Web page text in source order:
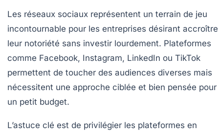
Les réseaux sociaux représentent un terrain de jeu
incontournable pour les entreprises désirant accroître
leur notoriété sans investir lourdement. Plateformes
comme Facebook, Instagram, LinkedIn ou TikTok
permettent de toucher des audiences diverses mais
nécessitent une approche ciblée et bien pensée pour
un petit budget.
L’astuce clé est de privilégier les plateformes en